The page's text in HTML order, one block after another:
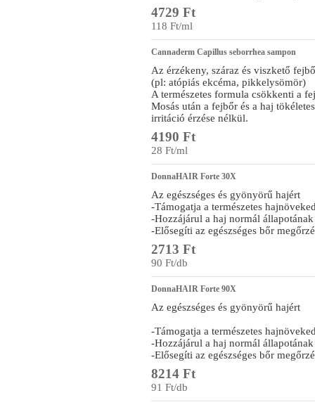
4729 Ft
118 Ft/ml
Cannaderm Capillus seborrhea sampon
Az érzékeny, száraz és viszkető
(pl: atópiás ekcéma, pikkelysömör)
A természetes formula csökkenti a
Mosás után a fejbőr és a haj
irritáció érzése nélkül.
4190 Ft
28 Ft/ml
DonnaHAIR Forte 30X
Az egészséges és gyönyörű hajért
-Támogatja a természetes
-Hozzájárul a haj normál
-Elősegíti az egészséges bőr
2713 Ft
90 Ft/db
DonnaHAIR Forte 90X
Az egészséges és gyönyörű hajért
-Támogatja a természetes
-Hozzájárul a haj normál
-Elősegíti az egészséges bőr
8214 Ft
91 Ft/db